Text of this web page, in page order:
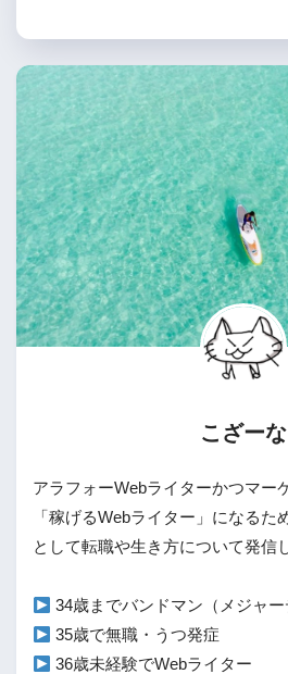
こざーな
アラフォーWebライターかつマー
「稼げるWebライター」になるた
として転職や生き方について発信